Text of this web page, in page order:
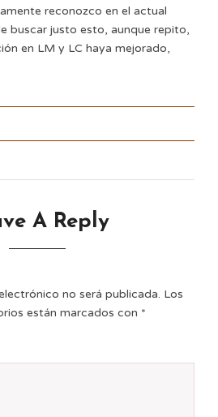
reconozco en el actual
buscar justo esto, aunque repito,
en LM y LC haya mejorado,
A Reply
no será publicada. Los
están marcados con *